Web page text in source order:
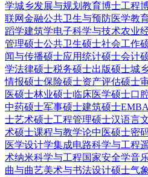
学城乡发展与规划 教育博士工程
联网金融公共卫生与预防医学教
蹈学建筑学电子科学与技术农业
管理硕士公共卫生硕士社会工作
闻与传播硕士应用统计硕士会计
学法律硕士税务硕士出版硕士城
情报硕士保险硕士资产评估硕士
医硕士林业硕士临床医学硕士口
中药硕士军事硕士建筑硕士EMBA
士艺术硕士工程管理硕士汉语言
术硕士课程与教学论中医硕士密
医学设计学集成电路科学与工程
术纳米科学与工程国家安全学音
曲与曲艺美术与书法设计硕士气象